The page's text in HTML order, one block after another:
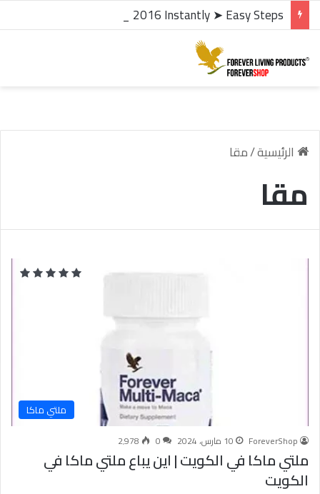
الرئيسية/مقا
مقا
ملتي ماكا
ForeverShop 10 مارس، 2024 0 2٬978
ملتي ماكا في الكويت | اين يباع ملتي ماكا في
الكويت